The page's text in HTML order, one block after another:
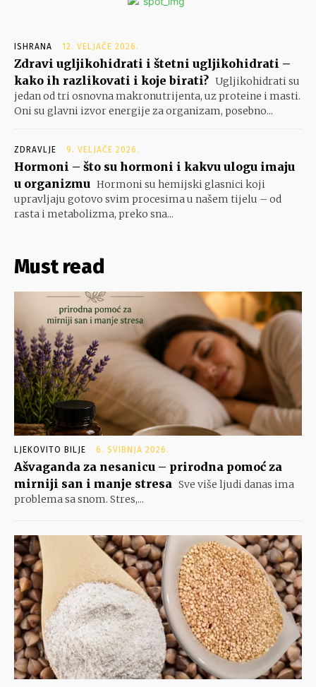
ISHRANA 12. VELJAČE 2026.
Zdravi ugljikohidrati i štetni ugljikohidrati –
kako ih razlikovati i koje birati? Ugljikohidrati su
jedan od tri osnovna makronutrijenta, uz proteine i masti.
Oni su glavni izvor energije za organizam, posebno...
ZDRAVLJE 9. VELJAČE 2026.
Hormoni – što su hormoni i kakvu ulogu imaju
u organizmu Hormoni su hemijski glasnici koji
upravljaju gotovo svim procesima u našem tijelu – od
rasta i metabolizma, preko sna...
Must read
LJEKOVITO BILJE 6. SVIBNJA 2026.
Ašvaganda za nesanicu – prirodna pomoć za
mirniji san i manje stresa Sve više ljudi danas ima
problema sa snom. Stres,...